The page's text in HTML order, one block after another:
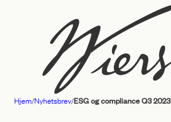
Advokatfirmaet
Hjem/Nyhetsbrev/ESG og compliance Q3 2023